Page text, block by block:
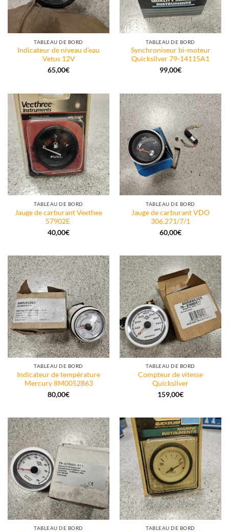
TABLEAU DE BORD
Indicateur de niveau d’eau
Vetus 12V
65,00€
TABLEAU DE BORD
Synchroniseur bi-moteur
Quicksilver 79-14115A1
99,00€
TABLEAU DE BORD
Jauge de carburant Veethee
57902E
40,00€
TABLEAU DE BORD
Jauge de carburant VDO
306.271/7/1
60,00€
TABLEAU DE BORD
Indicateur de température
Mercury 8M0052863
80,00€
TABLEAU DE BORD
Compteur de vitesse
Quicksilver
159,00€
TABLEAU DE BORD TABLEAU DE BORD